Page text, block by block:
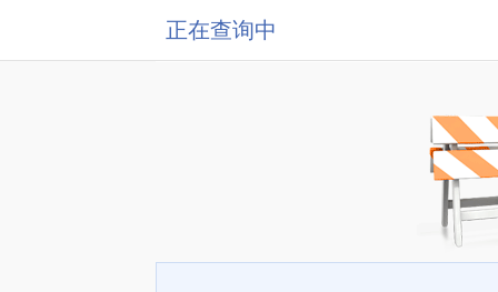
正在查询中